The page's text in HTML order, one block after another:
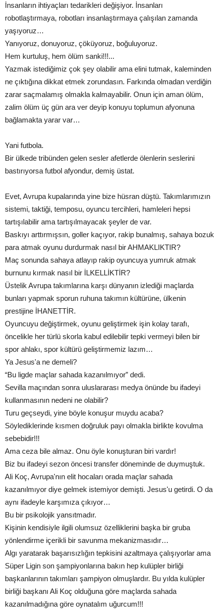
İnsanların ihtiyaçları tedarikleri değişiyor. İnsanları
robotlaştırmaya, robotları insanlaştırmaya çalışılan zamanda
yaşıyoruz…
Yanıyoruz, donuyoruz, çöküyoruz, boğuluyoruz.
Hem kurtuluş, hem ölüm sanki!!!...
Yazmak istediğimiz çok şey olabilir ama elini tutmak, kaleminden
ne çıktığına dikkat etmek zorundasın. Farkında olmadan verdiğin
zarar saçmalamış olmakla kalmayabilir. Onun için aman ölüm,
zalim ölüm üç gün ara ver deyip konuyu toplumun afyonuna
bağlamakta yarar var…
Yani futbola.
Bir ülkede tribünden gelen sesler afetlerde ölenlerin seslerini
bastırıyorsa futbol afyondur, demiş üstat.
Evet, Avrupa kupalarında yine bize hüsran düştü. Takımlarımızın
sistemi, taktiği, temposu, oyuncu tercihleri, hamleleri hepsi
tartışılabilir ama tartışılmayacak şeyler de var.
Baskıyı arttırmışsın, goller kaçıyor, rakip bunalmış, sahaya bozuk
para atmak oyunu durdurmak nasıl bir AHMAKLIKTIR?
Maç sonunda sahaya atlayıp rakip oyuncuya yumruk atmak
burnunu kırmak nasıl bir İLKELLİKTİR?
Üstelik Avrupa takımlarına karşı dünyanın izlediği maçlarda
bunları yapmak sporun ruhuna takımın kültürüne, ülkenin
prestijine İHANETTİR.
Oyuncuyu değiştirmek, oyunu geliştirmek işin kolay tarafı,
öncelikle her türlü skorla kabul edilebilir tepki vermeyi bilen bir
spor ahlakı, spor kültürü geliştirmemiz lazım…
Ya Jesus'a ne demeli?
“Bu ligde maçlar sahada kazanılmıyor” dedi.
Sevilla maçından sonra uluslararası medya önünde bu ifadeyi
kullanmasının nedeni ne olabilir?
Turu geçseydi, yine böyle konuşur muydu acaba?
Söylediklerinde kısmen doğruluk payı olmakla birlikte kovulma
sebebidir!!!
Ama ceza bile almaz. Onu öyle konuşturan biri vardır!
Biz bu ifadeyi sezon öncesi transfer döneminde de duymuştuk.
Ali Koç, Avrupa'nın elit hocaları orada maçlar sahada
kazanılmıyor diye gelmek istemiyor demişti. Jesus'u getirdi. O da
aynı ifadeyle karşımıza çıkıyor…
Bu bir psikolojik yansıtmadır.
Kişinin kendisiyle ilgili olumsuz özelliklerini başka bir gruba
yönlendirme içerikli bir savunma mekanizmasıdır…
Algı yaratarak başarısızlığın tepkisini azaltmaya çalışıyorlar ama
Süper Ligin son şampiyonlarına bakın hep kulüpler birliği
başkanlarının takımları şampiyon olmuşlardır. Bu yılda kulüpler
birliği başkanı Ali Koç olduğuna göre maçlarda sahada
kazanılmadığına göre oynatalım uğurcum!!!